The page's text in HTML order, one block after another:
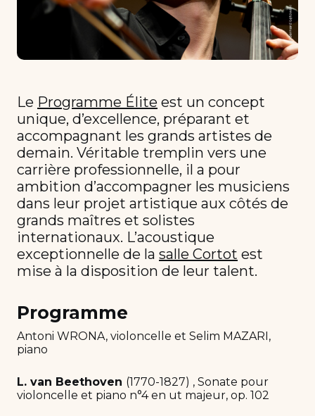
Le Programme Élite est un concept
unique, d’excellence, préparant et
accompagnant les grands artistes de
demain. Véritable tremplin vers une
carrière professionnelle, il a pour
ambition d’accompagner les musiciens
dans leur projet artistique aux côtés de
grands maîtres et solistes
internationaux. L’acoustique
exceptionnelle de la salle Cortot est
mise à la disposition de leur talent.
Programme
Antoni WRONA, violoncelle et Selim MAZARI,
piano
L. van Beethoven (1770-1827) , Sonate pour
violoncelle et piano n°4 en ut majeur, op. 102